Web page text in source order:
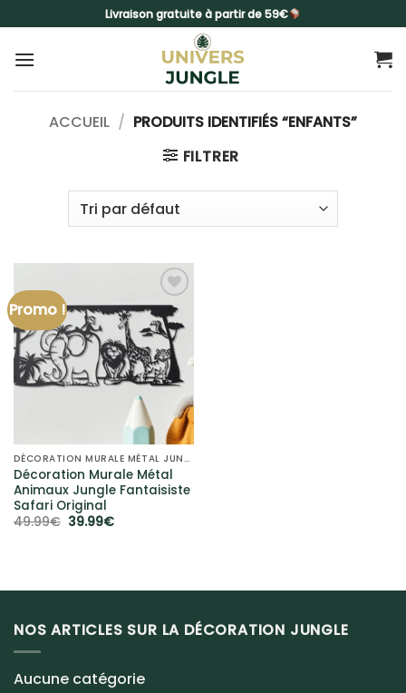
au
contenu
Livraison gratuite à partir de 59€
ACCUEIL / PRODUITS IDENTIFIÉS “ENFANTS”
FILTRER
Promo !
Ajouter
à la liste
d’envies
DÉCORATION MURALE MÉTAL JUNGLE
Décoration Murale Métal
Animaux Jungle Fantaisiste
Safari Original
49.99€ Le
39.99€Le
NOS ARTICLES SUR LA DÉCORATION JUNGLE
Aucune catégorie